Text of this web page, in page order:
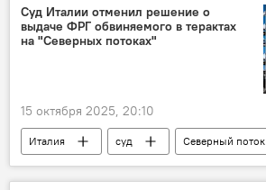
Суд Италии отменил решение о
выдаче ФРГ обвиняемого в терактах
на "Северных потоках"
15 октября 2025, 20:10
Италия суд
Северный поток
Взрыв